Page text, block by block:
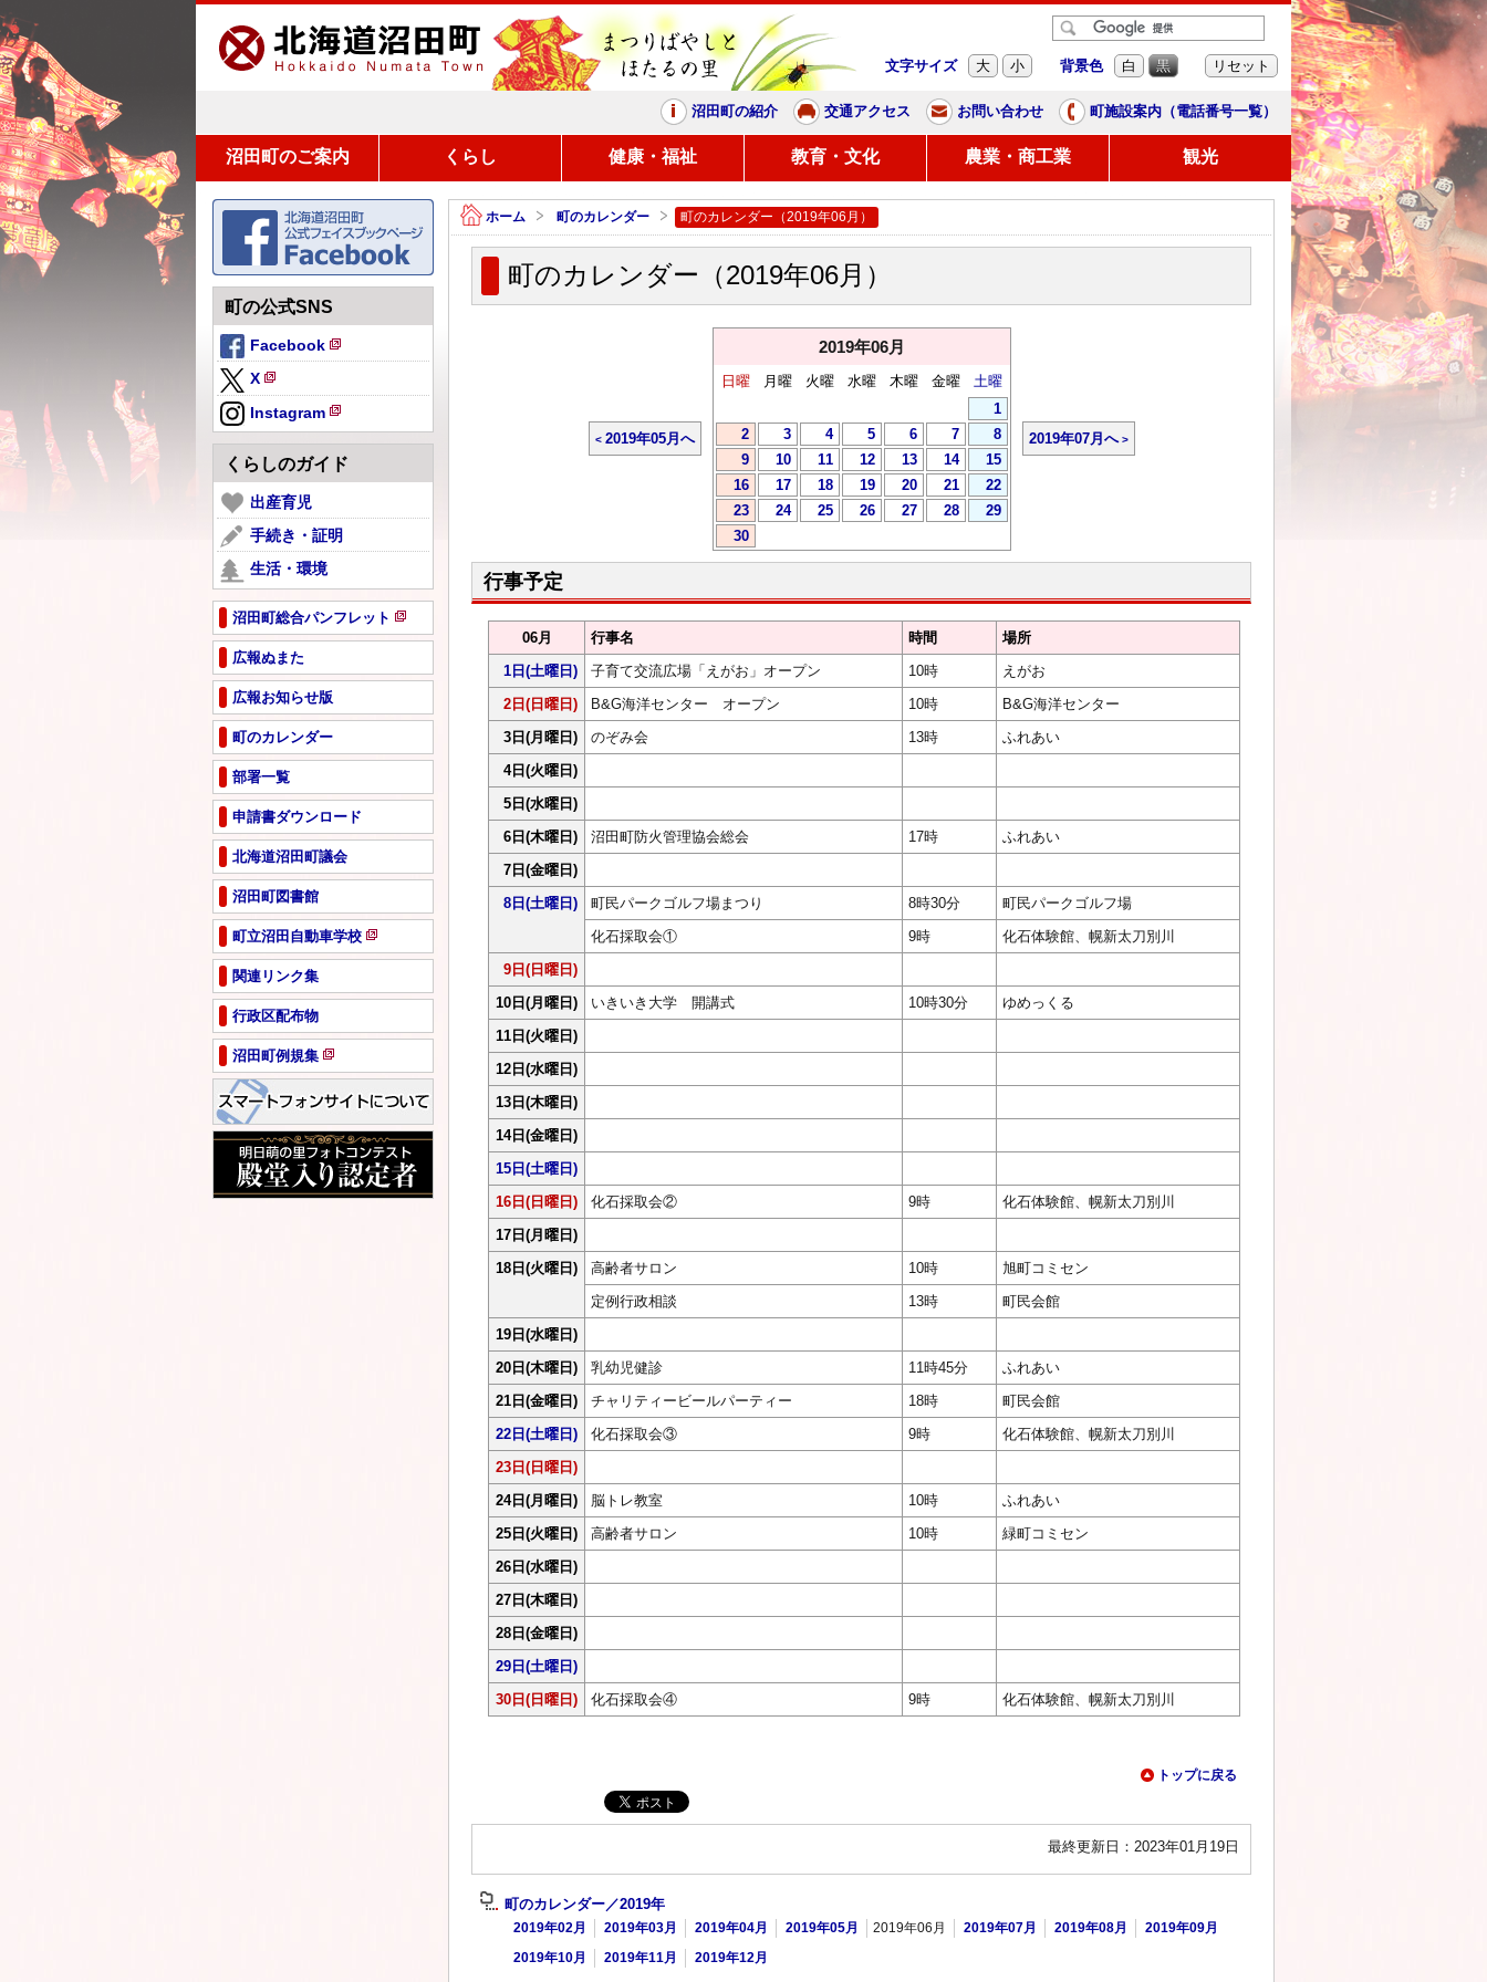
まつりばやしと、ほたるの里
文字サイズ 大 小 背景色 白 黒 リセット
沼田町の紹介 交通アクセス お問い合わせ 町施設案内（電話番号一覧）
沼田町のご案内 くらし 健康・福祉 教育・文化 農業・商工業 観光
ホーム 町のカレンダー 町のカレンダー（2019年06月）
町のカレンダー（2019年06月）
2019年05月へ
2019年06月
日曜 月曜 火曜 水曜 木曜 金曜
土曜
1
2
3 4 5 6 7
8
9
10 11 12 13 14
15
16
17 18 19 20 21
22
23
24 25 26 27 28
29
30
2019年07月へ
行事予定
06月 行事名 時間
場所
1日 (土曜日) 子育て交流広場「えがお」オープン 10時
えがお
2日 (日曜日) B&G海洋センター オープン 10時
B&G海洋センター
3日 (月曜日) のぞみ会 13時
ふれあい
4日 (火曜日)
5日 (水曜日)
6日 (木曜日) 沼田町防火管理協会総会 17時
ふれあい
7日 (金曜日)
8日 (土曜日) 町民パークゴルフ場まつり 8時30分
町民パークゴルフ場
化石採取会①
9時
化石体験館、幌新太刀別川
9日 (日曜日)
10日 (月曜日) いきいき大学 開講式 10時30分
ゆめっくる
11日 (火曜日)
12日 (水曜日)
13日 (木曜日)
14日 (金曜日)
15日 (土曜日)
16日 (日曜日) 化石採取会② 9時
化石体験館、幌新太刀別川
17日 (月曜日)
18日 (火曜日) 高齢者サロン 10時
旭町コミセン
定例行政相談
13時
町民会館
19日 (水曜日)
20日 (木曜日) 乳幼児健診 11時45分
ふれあい
21日 (金曜日) チャリティービールパーティー 18時
町民会館
22日 (土曜日) 化石採取会③ 9時
化石体験館、幌新太刀別川
23日 (日曜日)
24日 (月曜日) 脳トレ教室 10時
ふれあい
25日 (火曜日) 高齢者サロン 10時
緑町コミセン
26日 (水曜日)
27日 (木曜日)
28日 (金曜日)
29日 (土曜日)
30日 (日曜日) 化石採取会④ 9時 化石体験館、幌新太刀別川
トップに戻る
最終更新日：2023年01月19日
町のカレンダー／2019年
2019年02月 2019年03月 2019年04月 2019年05月 2019年06月 2019年07月 2019年08月 2019年09月
2019年10月 2019年11月 2019年12月
町の公式SNS
Facebook
新
ペ
ー
ジ
で
き
ま
X
新
規
ペ
ー
ジ
で
開
き
す
Instagram
新
規
ペ
ジ
で
き
ま
す
くらしのガイド
出産育児
手続き・証明
生活・環境
沼田町総合パンフレット
新
ペ
ジ
開
ま
広報ぬまた
広報お知らせ版
町のカレンダー
部署一覧
申請書ダウンロード
北海道沼田町議会
沼田町図書館
町立沼田自動車学校
新
ペ
ジ
開
き
ま
す
関連リンク集
行政区配布物
沼田町例規集
新
規
ー
ジ
で
開